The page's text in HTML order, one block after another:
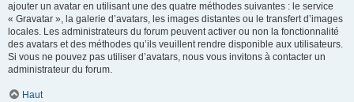
ajouter un avatar en utilisant une des quatre méthodes suivantes : le service
« Gravatar », la galerie d’avatars, les images distantes ou le transfert d’images
locales. Les administrateurs du forum peuvent activer ou non la fonctionnalité
des avatars et des méthodes qu’ils veuillent rendre disponible aux utilisateurs.
Si vous ne pouvez pas utiliser d’avatars, nous vous invitons à contacter un
administrateur du forum.
Haut